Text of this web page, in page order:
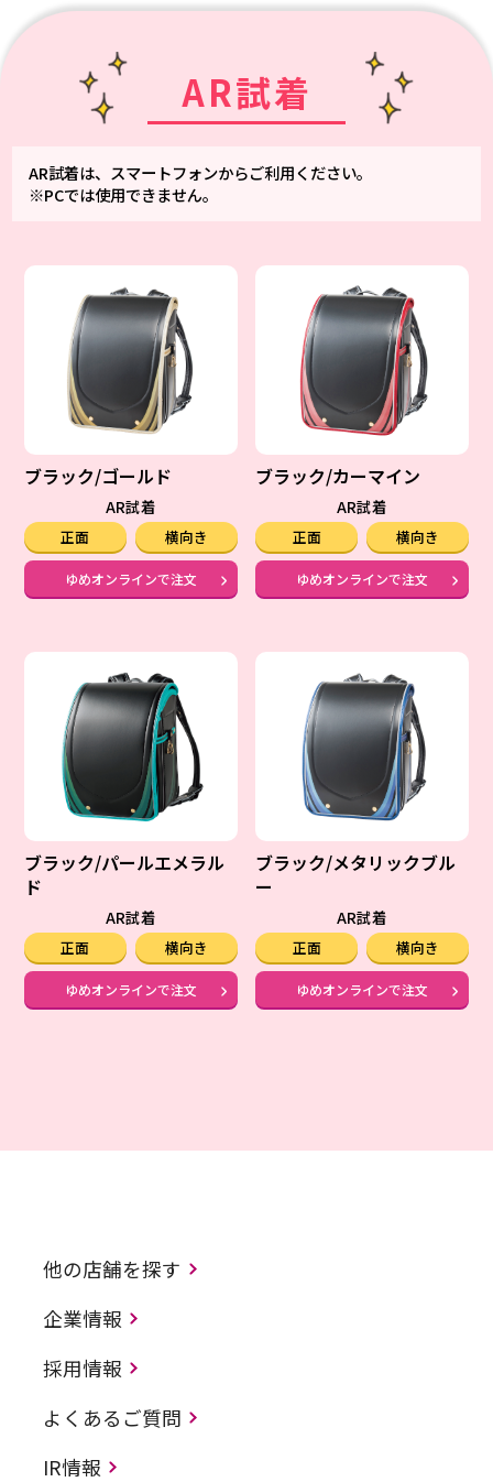
AR試着
AR試着は、スマートフォンからご利用ください。
※PCでは使用できません。
ブラック/ゴールド
AR試着
正面 横向き
ゆめオンラインで注文
ブラック/カーマイン
AR試着
正面 横向き
ゆめオンラインで注文
ブラック/パールエメラル
ド
AR試着
正面 横向き
ゆめオンラインで注文
ブラック/メタリックブル
ー
AR試着
正面 横向き
ゆめオンラインで注文
他の店舗を探す
企業情報
採用情報
よくあるご質問
IR情報